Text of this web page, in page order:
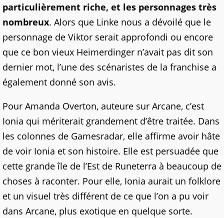
particulièrement riche, et les personnages très
nombreux. Alors que Linke nous a dévoilé que le
personnage de Viktor serait approfondi ou encore
que ce bon vieux Heimerdinger n’avait pas dit son
dernier mot, l’une des scénaristes de la franchise a
également donné son avis.
Pour Amanda Overton, auteure sur Arcane, c’est
Ionia qui mériterait grandement d’être traitée. Dans
les colonnes de Gamesradar, elle affirme avoir hâte
de voir Ionia et son histoire. Elle est persuadée que
cette grande île de l’Est de Runeterra à beaucoup de
choses à raconter. Pour elle, Ionia aurait un folklore
et un visuel très différent de ce que l’on a pu voir
dans Arcane, plus exotique en quelque sorte.